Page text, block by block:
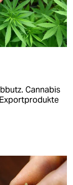
Cannabis